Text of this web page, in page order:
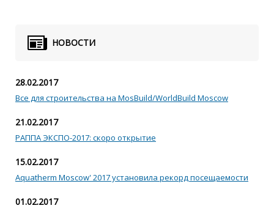
НОВОСТИ
28.02.2017
Все для строительства на MosBuild/WorldBuild Moscow
21.02.2017
РАППА ЭКСПО-2017: скоро открытие
15.02.2017
Aquatherm Moscow' 2017 установила рекорд посещаемости
01.02.2017